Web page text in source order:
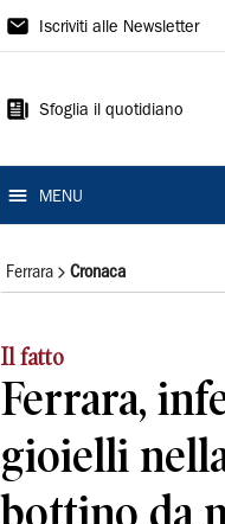
La
Ferrara
Iscriviti alle Newsletter
Sfoglia il quotidiano
MENU
Ferrara Cronaca
Il fatto
Ferrara,
gioielli
bottino da